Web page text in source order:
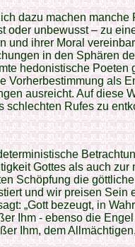
dazu machen manche
oder unbewusst – zu
und ihrer Moral
in den Sphären
hedonistische Poeten
Vorherbestimmung als
ausreicht. Auf diese
schlechten Rufes zu
Gottes als auch
Schöpfung die
und wir preisen Sein
„Gott bezeugt, in
Ihm - ebenso die
Ihm, dem